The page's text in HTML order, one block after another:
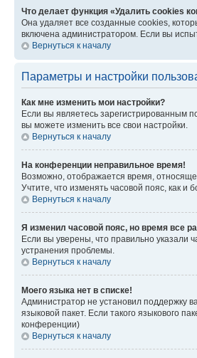
Что делает функция «Удалить cookies
Она удаляет все созданные cookies,
включена администратором. Если вы
Вернуться к началу
Параметры и настройки
Как мне изменить мои настройки?
Если вы являетесь зарегистрированным
вы можете изменить все свои настройки.
Вернуться к началу
На конференции неправильное время!
Возможно, отображается время,
Учтите, что изменять часовой пояс, как и
Вернуться к началу
Я изменил часовой пояс, но время все
Если вы уверены, что правильно указали
устранения проблемы.
Вернуться к началу
Моего языка нет в списке!
Администратор не установил поддержку
языковой пакет. Если такого языкового
конференции)
Вернуться к началу